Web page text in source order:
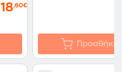
18,60€
Προσθήκη